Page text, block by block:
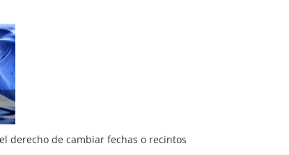
derecho de cambiar fechas o recintos